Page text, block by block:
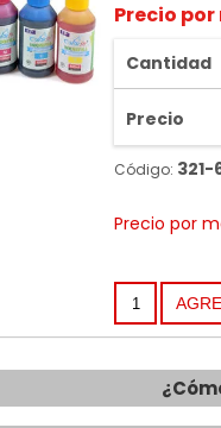
Precio
Cantidad
Precio
Código: 321-
Precio por